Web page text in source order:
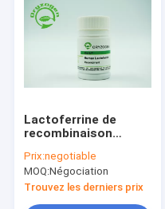
Lactoferrine de
recombinaison
grande que 95%
pureté de
l'antibactérien avec
du sel inorganique
Prix:negotiable
MOQ:Négociation
Trouvez les derniers prix